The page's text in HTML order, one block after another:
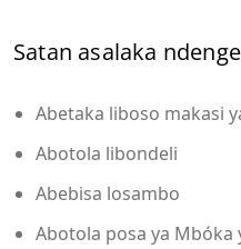
Satan asalaka
Abetaka liboso makasi
Abotola libondeli
Abebisa losambo
Abotola posa ya Mbóka